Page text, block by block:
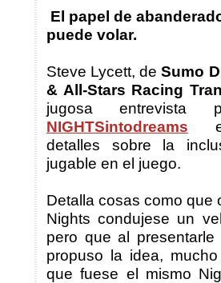
El papel de
puede volar.
Steve Lycett, deSumo
& All-Stars Racing
jugosa
NIGHTSintodreams
detalles sobre la
jugable en el juego.
Detalla cosas como que
Nights condujese un
pero que al
propuso la idea,
que fuese el mismo